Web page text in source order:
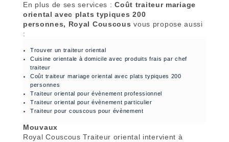
En plus de ses services :Coût traiteur mariage
oriental avec plats typiques 200
personnes, Royal Couscous vous propose aussi
:
Trouver un traiteur oriental
Cuisine orientale à domicile avec produits frais par chef
traiteur
Coût traiteur mariage oriental avec plats typiques 200
personnes
Traiteur oriental pour évènement professionnel
Traiteur oriental pour évènement particulier
Traiteur pour couscous pour évènement
Mouvaux
Royal Couscous Traiteur oriental intervient à